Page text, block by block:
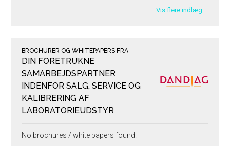
Vis flere indlæg …
BROCHURER OG WHITEPAPERS FRA
DIN FORETRUKNE
SAMARBEJDSPARTNER
INDENFOR SALG, SERVICE OG
KALIBRERING AF
LABORATORIEUDSTYR
No brochures / white papers found.